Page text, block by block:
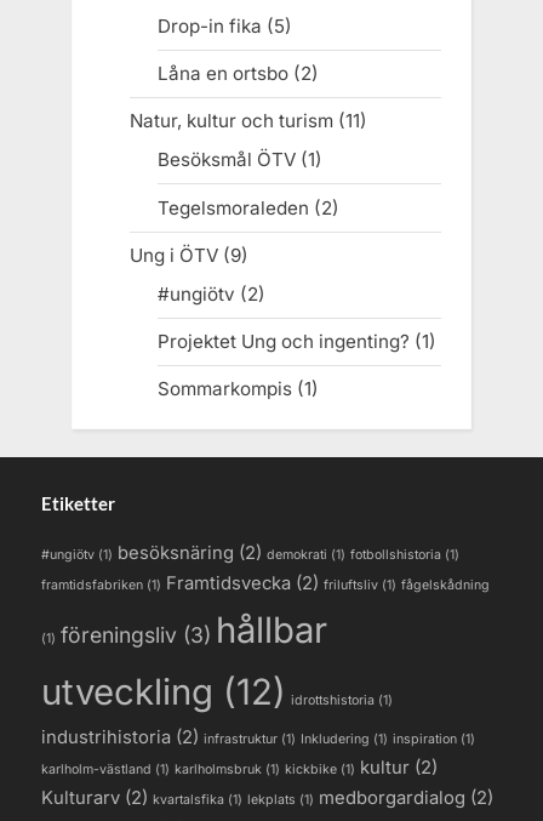
Drop-in fika (5)
Låna en ortsbo(2)
Natur, kultur och turism(11)
Besöksmål ÖTV(1)
Tegelsmoraleden (2)
Ung i ÖTV(9)
#ungiötv (2)
Projektet Ung och ingenting? (1)
Sommarkompis(1)
Etiketter
#ungiötv (1) besöksnäring (2) demokrati (1) fotbollshistoria (1)
framtidsfabriken (1) Framtidsvecka (2) friluftsliv (1) fågelskådning
(1) föreningsliv (3) hållbar
utveckling (12) idrottshistoria (1)
industrihistoria (2) infrastruktur (1) Inkludering (1) inspiration (1)
karlholm-västland (1) karlholmsbruk (1) kickbike (1) kultur (2)
Kulturarv (2) kvartalsfika (1) lekplats (1) medborgardialog (2)